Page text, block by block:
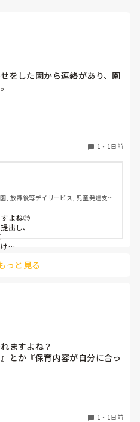
をした園から連絡があり、園
う認識ですが、『園見学をご
ありませんとのこと
けで終了なのでしょうか？
1 ・ 1日前
, 放課後等デイサービス, 児童発達支援
よね🥺
出し、
っと見る
ますよね？
とか『保育内容が自分に合っ
かと思いますが、実際はどう
模、保育内容は勘案しますが
いか、給与はどうか…という
1 ・ 1日前